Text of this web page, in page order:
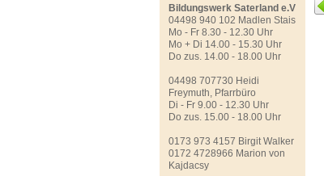
Bildungswerk Saterland e.V
04498 940 102 Madlen Stais
Mo - Fr 8.30 - 12.30 Uhr
Mo + Di 14.00 - 15.30 Uhr
Do zus. 14.00 - 18.00 Uhr
04498 707730 Heidi
Freymuth, Pfarrbüro
Di - Fr 9.00 - 12.30 Uhr
Do zus. 15.00 - 18.00 Uhr
0173 973 4157 Birgit Walker
0172 4728966 Marion von
Kajdacsy